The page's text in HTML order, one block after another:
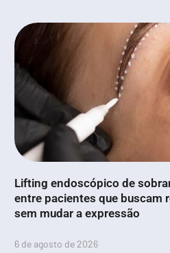
Lifting endoscópico de
entre pacientes que buscam
sem mudar a expressão
6 de agosto de 2026